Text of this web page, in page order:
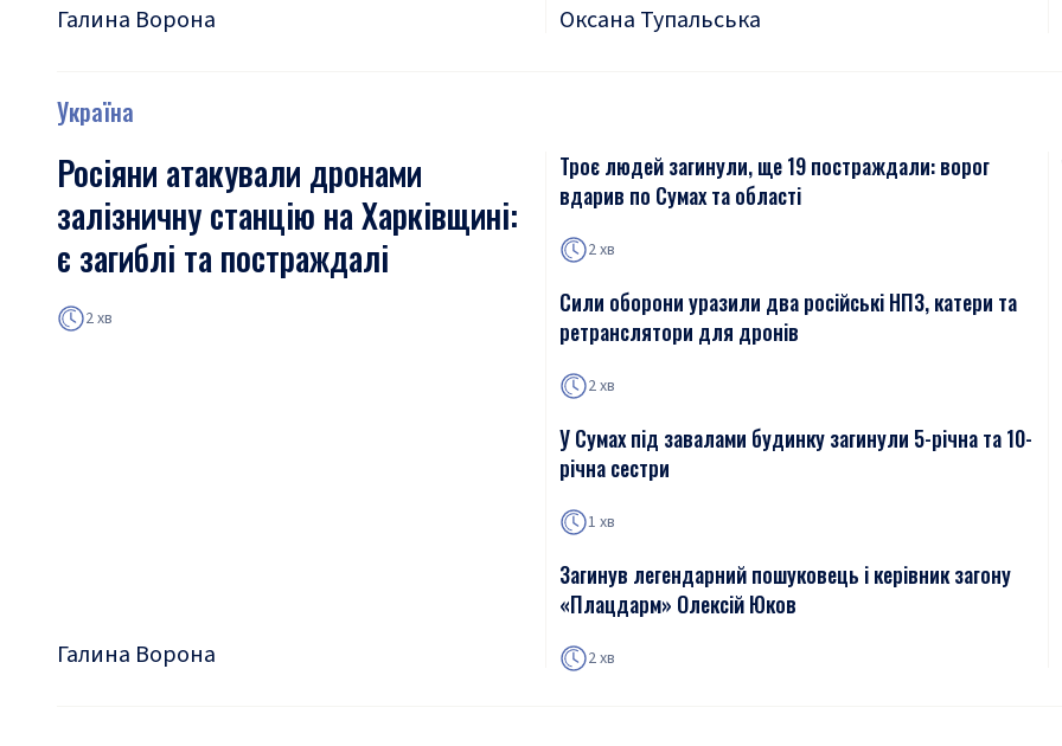
Галина Ворона Оксана Тупальська
Україна
Росіяни атакували дронами
залізничну станцію на Харківщині:
є загиблі та постраждалі
2 хв
Галина Ворона
Троє людей загинули, ще 19 постраждали: ворог
вдарив по Сумах та області
2 хв
Сили оборони уразили два російські НПЗ, катери та
ретранслятори для дронів
2 хв
У Сумах під завалами будинку загинули 5-річна та 10-
річна сестри
1 хв
Загинув легендарний пошуковець і керівник загону
«Плацдарм» Олексій Юков
2 хв